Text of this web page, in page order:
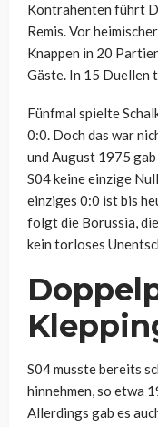
Kontrahenten führt
Remis. Vor
Knappen in 20
Gäste. In 15 Duellen
Fünfmal spielte
0:0. Doch das war
und August 1975
S04 keine einzige
einziges 0:0 ist bis
folgt die Borussia,
kein torloses
S04 musste bereits
hinnehmen, so etwa
Allerdings gab es